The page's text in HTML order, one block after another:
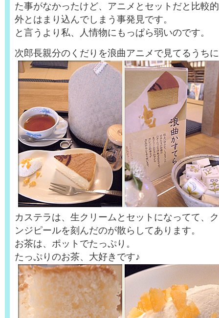
た事がなかったけど、アニメとセットだと比較
外とはまり込んでしまう事発見です。
と言うより私、人情物にもっぱら弱いのです。
次郎長親分のくだりを浪曲アニメで見てるうち
カステラは、生クリームとセットになってて、
ンジピールを刻んだのが散らしてあります。
お茶は、ポットでたっぷり。
たっぷりのお茶、大好きです♪